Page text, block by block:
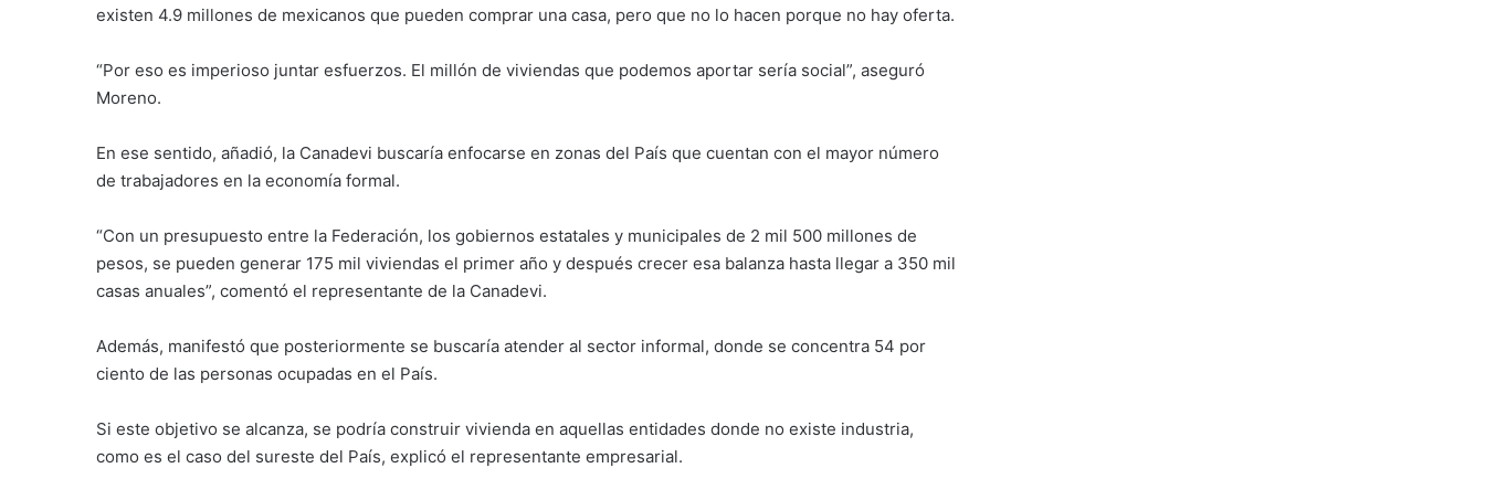
existen 4.9 millones de mexicanos que pueden comprar una casa, pero que no lo hacen porque no hay oferta.
“Por eso es imperioso juntar esfuerzos. El millón de viviendas que podemos aportar sería social”, aseguró
Moreno.
En ese sentido, añadió, la Canadevi buscaría enfocarse en zonas del País que cuentan con el mayor número
de trabajadores en la economía formal.
“Con un presupuesto entre la Federación, los gobiernos estatales y municipales de 2 mil 500 millones de
pesos, se pueden generar 175 mil viviendas el primer año y después crecer esa balanza hasta llegar a 350 mil
casas anuales”, comentó el representante de la Canadevi.
Además, manifestó que posteriormente se buscaría atender al sector informal, donde se concentra 54 por
ciento de las personas ocupadas en el País.
Si este objetivo se alcanza, se podría construir vivienda en aquellas entidades donde no existe industria,
como es el caso del sureste del País, explicó el representante empresarial.